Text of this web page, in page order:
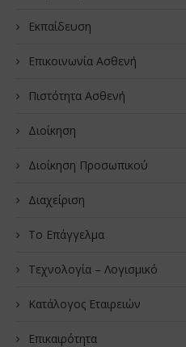
Εκπαίδευση
Επικοινωνία Ασθενή
Πιστότητα Ασθενή
Διοίκηση
Διοίκηση Προσωπικού
Διαχείριση
Το Επάγγελμα
Τεχνολογία – Λογισμικό
Κατάλογος Εταιρειών
Επικαιρότητα